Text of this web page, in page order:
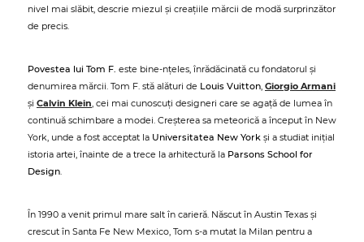
nivel mai slăbit, descrie miezul și creațiile mărcii de modă surprinzător
de precis.
Povestea lui Tom F. este bine-nțeles, înrădăcinată cu fondatorul și
denumirea mărcii. Tom F. stă alături de Louis Vuitton, Giorgio Armani
și Calvin Klein, cei mai cunoscuți designeri care se agață de lumea în
continuă schimbare a modei. Creșterea sa meteorică a început în New
York, unde a fost acceptat la Universitatea New York și a studiat inițial
istoria artei, înainte de a trece la arhitectură la Parsons School for
Design.
În 1990 a venit primul mare salt în carieră. Născut în Austin Texas și
crescut în Santa Fe New Mexico, Tom s-a mutat la Milan pentru a